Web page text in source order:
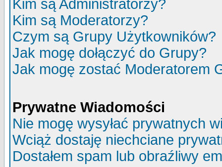
Kim są Administratorzy?
Kim są Moderatorzy?
Czym są Grupy Użytkowników?
Jak mogę dołączyć do Grupy?
Jak mogę zostać Moderatorem
Prywatne Wiadomości
Nie mogę wysyłać prywatnych
Wciąż dostaję niechciane
Dostałem spam lub obraźliwy